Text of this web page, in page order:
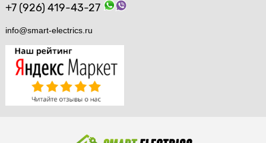
+7 (926) 419-43-27
info@smart-electrics.ru